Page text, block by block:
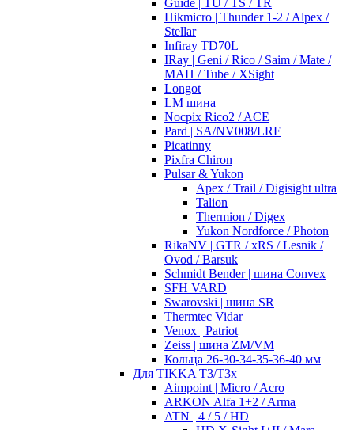
Guide | TU / TS / TR
Hikmicro | Thunder 1-2 / Alpex /
Stellar
Infiray TD70L
IRay | Geni / Rico / Saim / Mate /
MAH / Tube / XSight
Longot
LM шина
Nocpix Rico2 / ACE
Pard | SA/NV008/LRF
Picatinny
Pixfra Chiron
Pulsar & Yukon
Apex / Trail / Digisight ultra
Talion
Thermion / Digex
Yukon Nordforce / Photon
RikaNV | GTR / xRS / Lesnik /
Ovod / Barsuk
Schmidt Bender | шина Convex
SFH VARD
Swarovski | шина SR
Thermtec Vidar
Venox | Patriot
Zeiss | шина ZM/VM
Кольца 26-30-34-35-36-40 мм
Для TIKKA T3/T3x
Aimpoint | Micro / Acro
ARKON Alfa 1+2 / Arma
ATN | 4 / 5 / HD